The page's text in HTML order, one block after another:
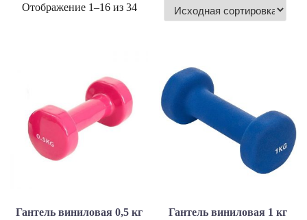
Отображение 1–16 из 34
Гантель виниловая 0,5 кг
Гантель виниловая 1 кг